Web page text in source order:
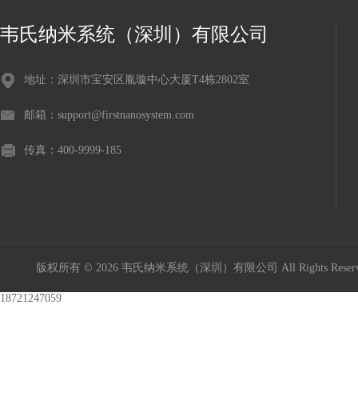
韦氏纳米系统（深圳）有限公司
地址：深圳市宝安区胤璇中心大厦T4栋2802室
邮箱：support@firstnanosystem.com
传真：400-9999-185
版权所有 © 2026 韦氏纳米系统（深圳）有限公司 All Rights
18721247059